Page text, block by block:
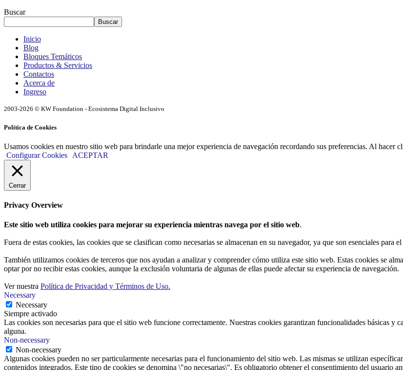
Buscar
Buscar
Inicio
Blog
Bloques Temáticos
Productos & Servicios
Contactos
Acerca de
Ingreso
2003-2026 © KW Foundation - Ecosistema Digital Inclusivo
Política de Cookies
Usamos cookies en nuestro sitio web para brindarle una mejor experiencia de navegación recordando sus preferencias. Al
Configurar Cookies
ACEPTAR
Cerrar
Privacy Overview
Este sitio web utiliza cookies para mejorar su experiencia mientras navega por el sitio web.
Fuera de estas cookies, las cookies que se clasifican como necesarias se almacenan en su navegador, ya que son esenciales
También utilizamos cookies de terceros que nos ayudan a analizar y comprender cómo utiliza este sitio web. Estas cookies se
optar por no recibir estas cookies, aunque la exclusión voluntaria de algunas de ellas puede afectar su experiencia de navegación.
Ver nuestra Política de Privacidad y Términos de Uso.
Necessary
Necessary
Siempre activado
Las cookies son necesarias para que el sitio web funcione correctamente. Nuestras cookies garantizan funcionalidades básicas
alguna.
Non-necessary
Non-necessary
Algunas cookies pueden no ser particularmente necesarias para el funcionamiento del sitio web. Las mismas se utilizan
contenidos integrados. Este tipo de cookies se denomina \"no necesarias\". Es obligatorio obtener el consentimiento del usuario